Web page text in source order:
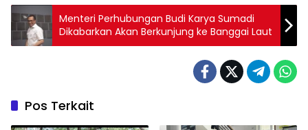
Menteri Perhubungan Budi Karya Sumadi
Dikabarkan Akan Berkunjung ke Banggai Laut
Pos Terkait